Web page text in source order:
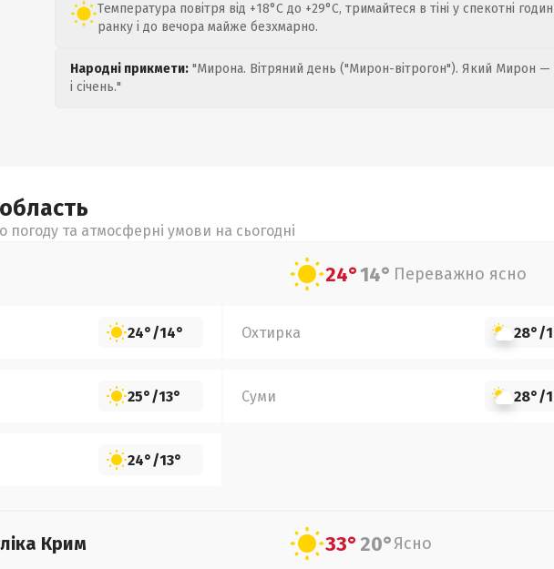
Температура повітря від +18°C до +29°C, тримайтеся в тіні у спекотні
ранку і до вечора майже безхмарно.
Народні прикмети: "Мирона. Вітряний день ("Мирон-вітрогон"). Який Мирон —
і січень."
область
погоду та атмосферні умови на сьогодні
24°14° Переважно ясно
24°/14° Охтирка 28°/
25°/13° Суми 28°/
24°/13°
Крим 33°20°Ясно